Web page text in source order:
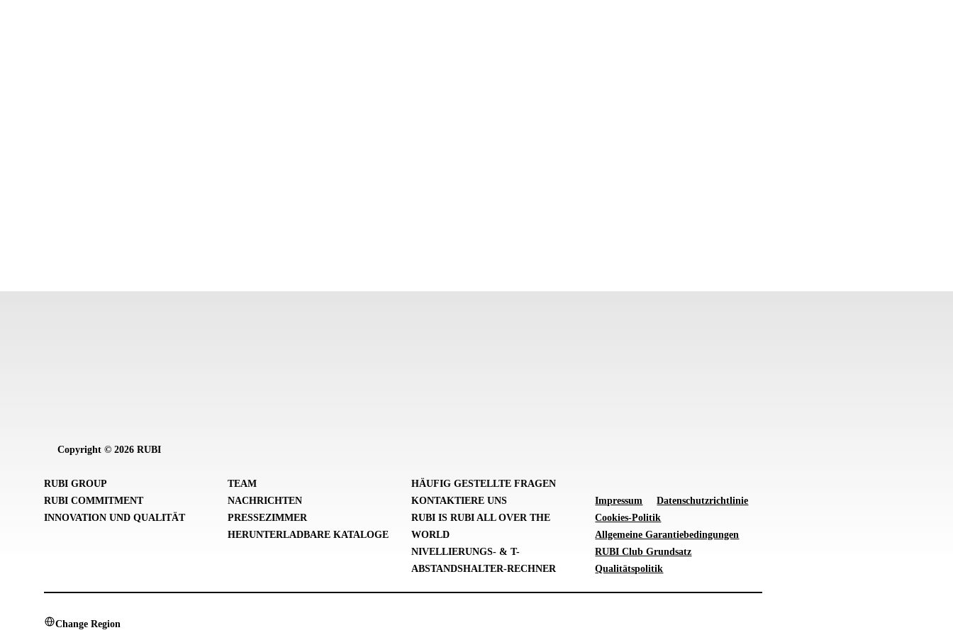
Copyright © 2026 RUBI
RUBI GROUP
RUBI COMMITMENT
INNOVATION UND QUALITÄT
TEAM
NACHRICHTEN
PRESSEZIMMER
HERUNTERLADBARE KATALOGE
HÄUFIG GESTELLTE FRAGEN
KONTAKTIERE UNS
RUBI IS RUBI ALL OVER THE
WORLD
NIVELLIERUNGS- & T-
ABSTANDSHALTER-RECHNER
Impressum
Datenschutzrichtlinie
Cookies-Politik
Allgemeine Garantiebedingungen
RUBI Club Grundsatz
Qualitätspolitik
Change Region